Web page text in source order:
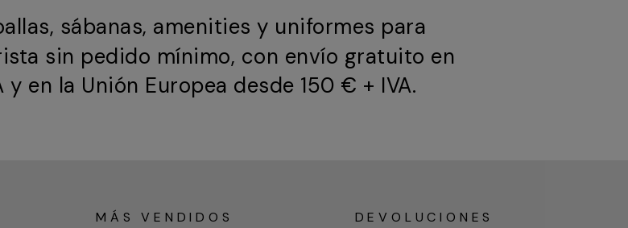
sábanas, amenities y uniformes para
sin pedido mínimo, con envío gratuito en
y en la Unión Europea desde 150 € + IVA.
MÁS VENDIDOS
DEVOLUCIONES